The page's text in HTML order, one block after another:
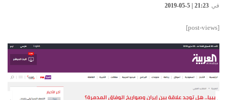
في 21:23 | 5-05-2019
[post-views]